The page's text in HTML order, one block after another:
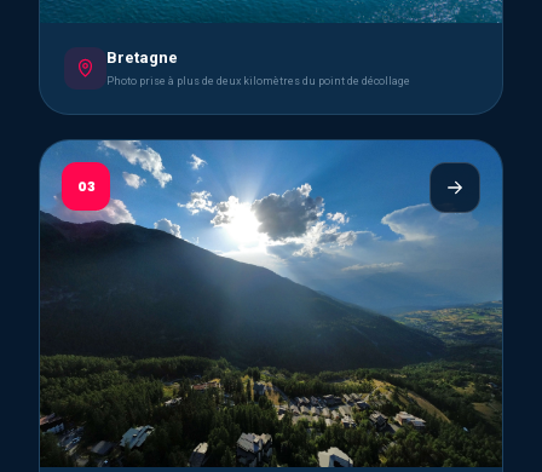
Bretagne
Photo prise à plus de deux kilomètres du point de décollage
03